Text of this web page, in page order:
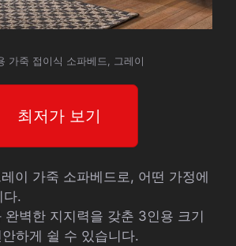
가죽 접이식 소파베드, 그레이
최저가 보기
이 가죽 소파베드로, 어떤 가정에
다.
완벽한 지지력을 갖춘 3인용 크기
하게 쉴 수 있습니다.